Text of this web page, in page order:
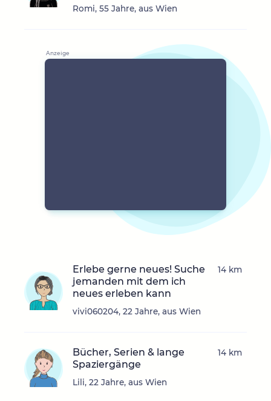
Romi, 55 Jahre, aus Wien
Erlebe gerne neues! Suche
jemanden mit dem ich
neues erleben kann
vivi060204, 22 Jahre, aus Wien
14 km
Bücher, Serien & lange
Spaziergänge
Lili, 22 Jahre, aus Wien
14 km